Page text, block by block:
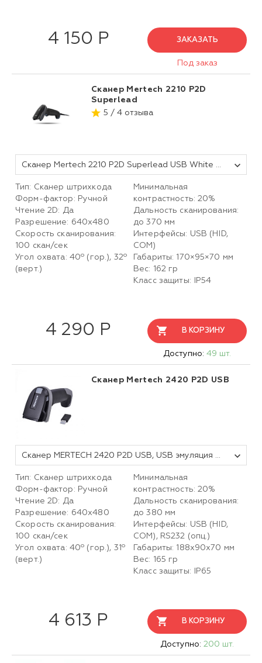
4 150 Р ЗАКАЗАТЬ
Под заказ
Сканер Mertech 2210 P2D
Superlead
5 / 4 отзыва
Сканер Mertech 2210 P2D Superlead USB White 3m cable
Тип: Сканер штрихкода
Форм-фактор: Ручной
Чтение 2D: Да
Разрешение: 640x480
Скорость сканирования:
100 скан/сек
Угол охвата: 40º (гор.), 32º
(верт.)
Минимальная
контрастность: 20%
Дальность сканирования:
до 370 мм
Интерфейсы: USB (HID,
COM)
Габариты: 170×95×70 мм
Вес: 162 гр
Класс защиты: IP54
4 290 Р В КОРЗИНУ
Доступно: 49 шт.
Сканер Mertech 2420 P2D USB
Сканер MERTECH 2420 P2D USB, USB эмуляция RS232, black
Тип: Сканер штрихкода
Форм-фактор: Ручной
Чтение 2D: Да
Разрешение: 640x480
Скорость сканирования:
100 скан/сек
Угол охвата: 40º (гор.), 31º
(верт.)
Минимальная
контрастность: 20%
Дальность сканирования:
до 380 мм
Интерфейсы: USB (HID,
COM), RS232 (опц.)
Габариты: 188x90x70 мм
Вес: 165 гр
Класс защиты: IP65
4 613 Р В КОРЗИНУ
Доступно: 200 шт.